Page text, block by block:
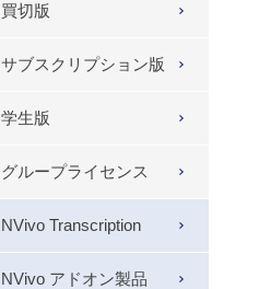
買切版
サブスクリプション版
学生版
グループライセンス
NVivo Transcription
NVivo アドオン製品